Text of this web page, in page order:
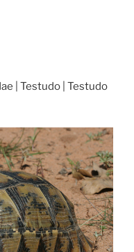
| Testudo | Testudo